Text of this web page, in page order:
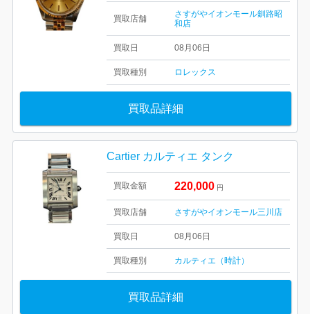
買取店舗
さすがやイオンモール釧路昭
和店
買取日 08月06日
買取種別 ロレックス
買取品詳細
Cartier カルティエ タンク
買取金額 220,000 円
買取店舗 さすがやイオンモール三川店
買取日 08月06日
買取種別 カルティエ（時計）
買取品詳細